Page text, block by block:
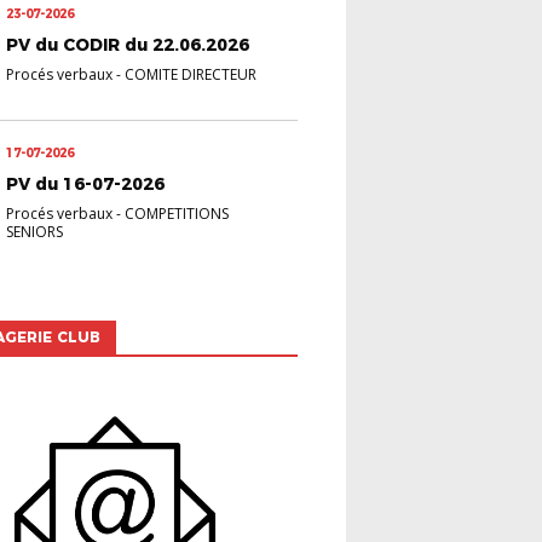
23-07-2026
PV du CODIR du 22.06.2026
Procés verbaux- COMITE DIRECTEUR
17-07-2026
PV du 16-07-2026
Procés verbaux- COMPETITIONS
SENIORS
CLUB